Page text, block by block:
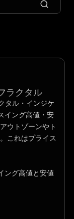
ラクタル
タル・インジケ
イング高値・安
ウトゾーンやト
これはプライス
ング高値と安値